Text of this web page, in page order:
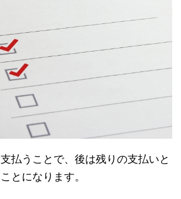
払うことで、後は残りの支払いと
とになります。